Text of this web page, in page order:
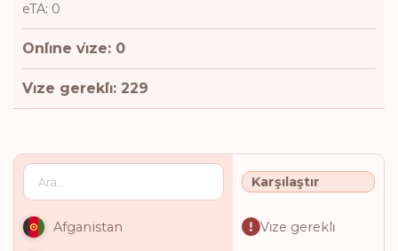
eTA: 0
Onli̇ne vi̇ze: 0
Vi̇ze gerekli̇: 229
Karşılaştır
Afganistan Vi̇ze gerekli̇